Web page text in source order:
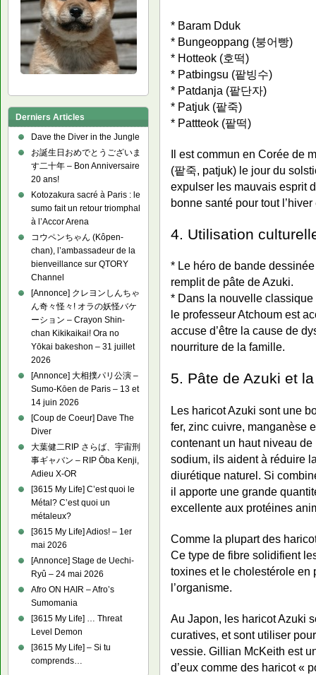
* Baram Dduk
* Bungeoppang (붕어빵)
* Hotteok (호떡)
* Patbingsu (팥빙수)
* Patdanja (팥단자)
* Patjuk (팥죽)
* Pattteok (팥떡)
Il est commun en Corée de
(팥죽, patjuk) le jour du
expulser les mauvais esprit
bonne santé pour tout
4. Utilisation
* Le héro de bande
remplit de pâte de Azuki.
* Dans la nouvelle
le professeur Atchoum est
accuse d’être la cause de
nourriture de la famille.
5. Pâte de Azuki et
Les haricot Azuki sont une
fer, zinc cuivre, manganèse
contenant un haut niveau
sodium, ils aident à réduire
diurétique naturel. Si
il apporte une grande
excellente aux protéines
Comme la plupart des
Ce type de fibre solidifient
toxines et le cholestérole en
l’organisme.
Au Japon, les haricot Azuki
curatives, et sont utiliser
vessie. Gillian McKeith est
d’eux comme des haricot «
Derniers Articles
Dave the Diver in the Jungle
お誕生日おめでとうございま
す二十年 – Bon Anniversaire
20 ans!
Kotozakura sacré à Paris : le
sumo fait un retour triomphal
à l’Accor Arena
コウペンちゃん (Kôpen-
chan), l’ambassadeur de la
bienveillance sur QTORY
Channel
[Annonce] クレヨンしんちゃ
ん奇々怪々! オラの妖怪バケ
ーション – Crayon Shin-
chan Kikikaikai! Ora no
Yōkai bakeshon – 31 juillet
2026
[Annonce] 大相撲パリ公演 –
Sumo-Kōen de Paris – 13 et
14 juin 2026
[Coup de Coeur] Dave The
Diver
大葉健二RIP さらば、宇宙刑
事ギャバン – RIP Ōba Kenji,
Adieu X-OR
[3615 My Life] C’est quoi le
Métal? C’est quoi un
métaleux?
[3615 My Life] Adios! – 1er
mai 2026
[Annonce] Stage de Uechi-
Ryû – 24 mai 2026
Afro ON HAIR – Afro’s
Sumomania
[3615 My Life] … Threat
Level Demon
[3615 My Life] – Si tu
comprends…